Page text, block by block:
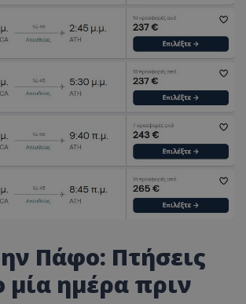
Πάφο: Πτήσεις
μία ημέρα πριν